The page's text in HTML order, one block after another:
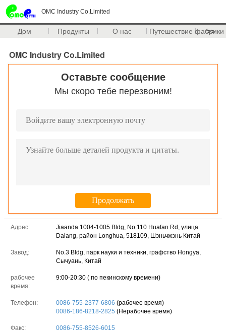
OMC Industry Co.Limited
Дом Продукты О нас Путешествие фабрики
>>
OMC Industry Co.Limited
Оставьте сообщение
Мы скоро тебе перезвоним!
Адрес:
Jiaanda 1004-1005 Bldg, No.110 Huafan Rd, улица
Dalang, район Longhua, 518109, Шэньчжэнь Китай
Завод:
No.3 Bldg, парк науки и техники, графство Hongya,
Сычуань, Китай
рабочее
время:
9:00-20:30 ( по пекинскому времени)
Телефон: 0086-755-2377-6806 (рабочее время)
0086-186-8218-2825 (Нерабочее время)
Факс: 0086-755-8526-6015